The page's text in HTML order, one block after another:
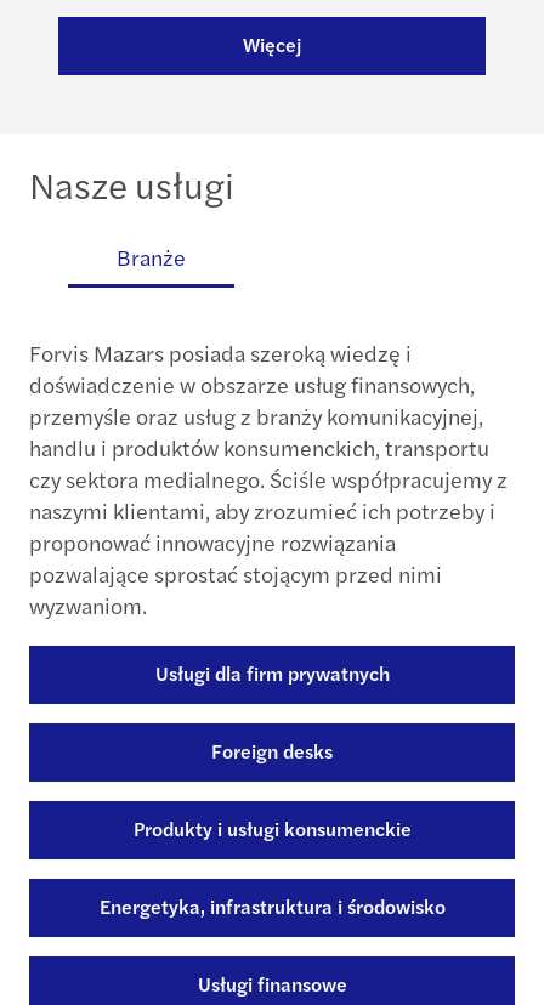
Więcej
Nasze usługi
Branże
Forvis Mazars posiada szeroką wiedzę i
doświadczenie w obszarze usług finansowych,
przemyśle oraz usług z branży komunikacyjnej,
handlu i produktów konsumenckich, transportu
czy sektora medialnego. Ściśle współpracujemy z
naszymi klientami, aby zrozumieć ich potrzeby i
proponować innowacyjne rozwiązania
pozwalające sprostać stojącym przed nimi
wyzwaniom.
Usługi dla firm prywatnych
Foreign desks
Produkty i usługi konsumenckie
Energetyka, infrastruktura i środowisko
Usługi finansowe